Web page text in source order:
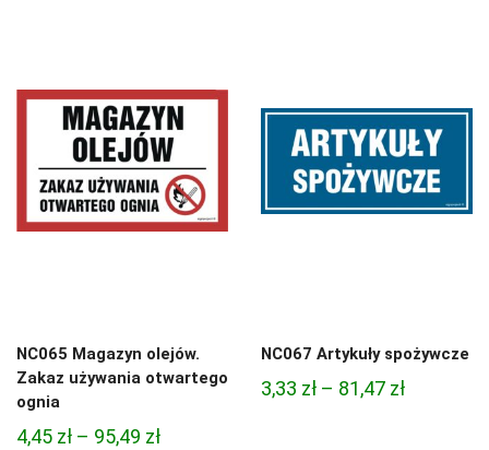
81,47 zł
NC065 Magazyn olejów.
Zakaz używania otwartego
ognia
4,45 zł – 95,49 złZakres
NC067 Artykuły spożywcze
3,33 zł – 81,47 złZakres